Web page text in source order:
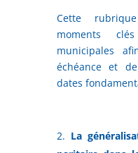
Cette
moments
municipales
échéance et
dates
La